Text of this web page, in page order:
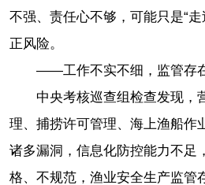
不强、责任心不够，可能只是“
正风险。
——工作不实不细，监管存
中央考核巡查组检查发现，
理、捕捞许可管理、海上渔船作
诸多漏洞，信息化防控能力不足
格、不规范，渔业安全生产监管